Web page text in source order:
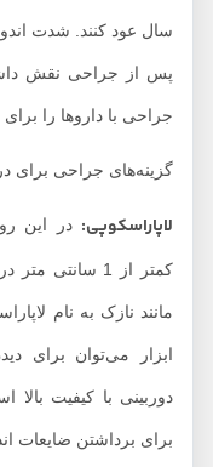
سال عود کنند. شدت
پس از جراحی نقش داشته
جراحی با داروها را برای
گزینه‌های جراحی برای درمان
لاپاراسکوپی:در این روش،
کمتر از 1 سانتی متر
مانند نازک به نام
ابزار می‌توان برای دیدن
دوربینی با کیفیت بالا
برای برداشتن ضایعات